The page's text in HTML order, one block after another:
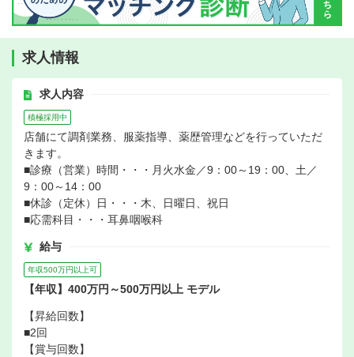
求人情報
求人内容
積極採用中
店舗にて調剤業務、服薬指導、薬歴管理などを行っていただ
きます。
■診療（営業）時間・・・月火水金／9：00～19：00、土／
9：00～14：00
■休診（定休）日・・・木、日曜日、祝日
■応需科目・・・耳鼻咽喉科
給与
年収500万円以上可
【年収】400万円～500万円以上 モデル
【昇給回数】
■2回
【賞与回数】